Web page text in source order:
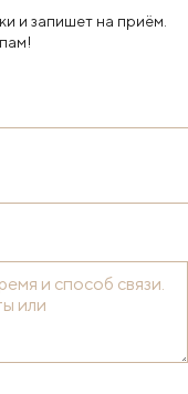
и запишет на приём.